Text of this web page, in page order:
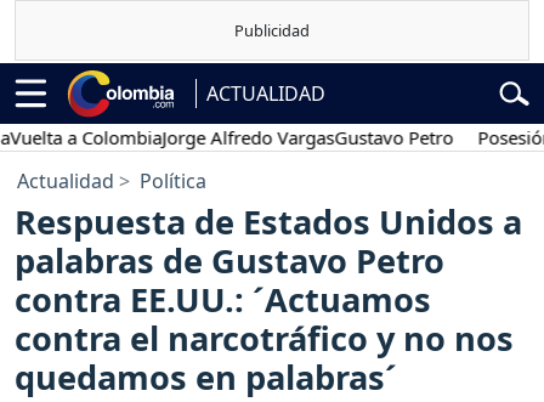
ACTUALIDAD
a ColombiaJorge Alfredo VargasGustavo Petro Posesión
Actualidad Política
Respuesta de Estados Unidos a
palabras de Gustavo Petro
contra EE.UU.: ´Actuamos
contra el narcotráfico y no nos
quedamos en palabras´